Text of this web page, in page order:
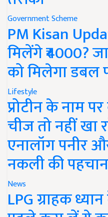
Government Scheme
PM Kisan
मिलेंगे ₹4000?
को मिलेगा डबल
Lifestyle
प्रोटीन के नाम
चीज तो नहीं खा
एनालॉग पनीर
नकली की
News
LPG ग्राहक